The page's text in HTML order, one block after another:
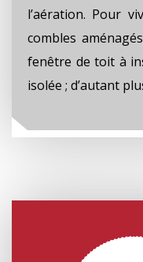
l’aération. Pour
combles
fenêtre de toit à
isolée ; d’autant